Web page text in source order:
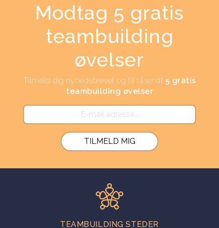
Modtag 5 gratis
teambuilding
øvelser
Tilmeld dig nyhedsbrevet og få tilsendt 5 gratis
teambuilding øvelser
TEAMBUILDING STEDER